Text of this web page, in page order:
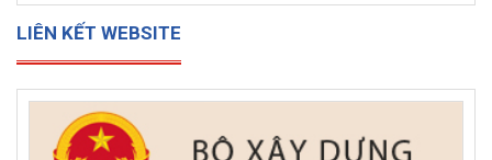
LIÊN KẾT WEBSITE